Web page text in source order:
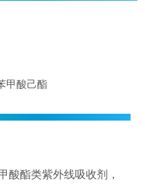
甲酸己酯
酸酯类紫外线吸收剂，